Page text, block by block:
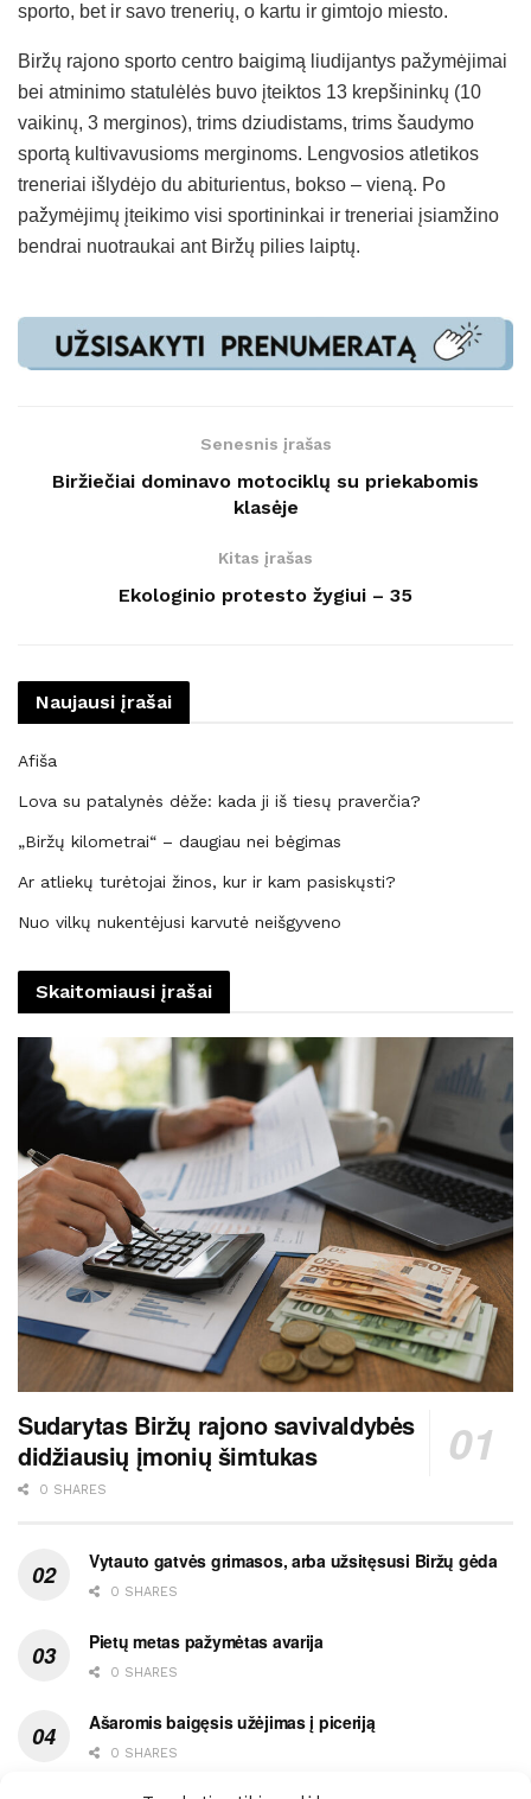
sporto, bet ir savo trenerių, o kartu ir gimtojo miesto.
Biržų rajono sporto centro baigimą liudijantys pažymėjimai
bei atminimo statulėlės buvo įteiktos 13 krepšininkų (10
vaikinų, 3 merginos), trims dziudistams, trims šaudymo
sportą kultivavusioms merginoms. Lengvosios atletikos
treneriai išlydėjo du abiturientus, bokso – vieną. Po
pažymėjimų įteikimo visi sportininkai ir treneriai įsiamžino
bendrai nuotraukai ant Biržų pilies laiptų.
Senesnis įrašas
Biržiečiai dominavo motociklų su priekabomis
klasėje
Kitas įrašas
Ekologinio protesto žygiui – 35
Naujausi įrašai
Afiša
Lova su patalynės dėže: kada ji iš tiesų praverčia?
„Biržų kilometrai“ – daugiau nei bėgimas
Ar atliekų turėtojai žinos, kur ir kam pasiskųsti?
Nuo vilkų nukentėjusi karvutė neišgyveno
Skaitomiausi įrašai
Sudarytas Biržų rajono savivaldybės
didžiausių įmonių šimtukas
0 SHARES
Vytauto gatvės grimasos, arba užsitęsusi Biržų gėda
0 SHARES
Pietų metas pažymėtas avarija
0 SHARES
Ašaromis baigęsis užėjimas į piceriją
0 SHARES